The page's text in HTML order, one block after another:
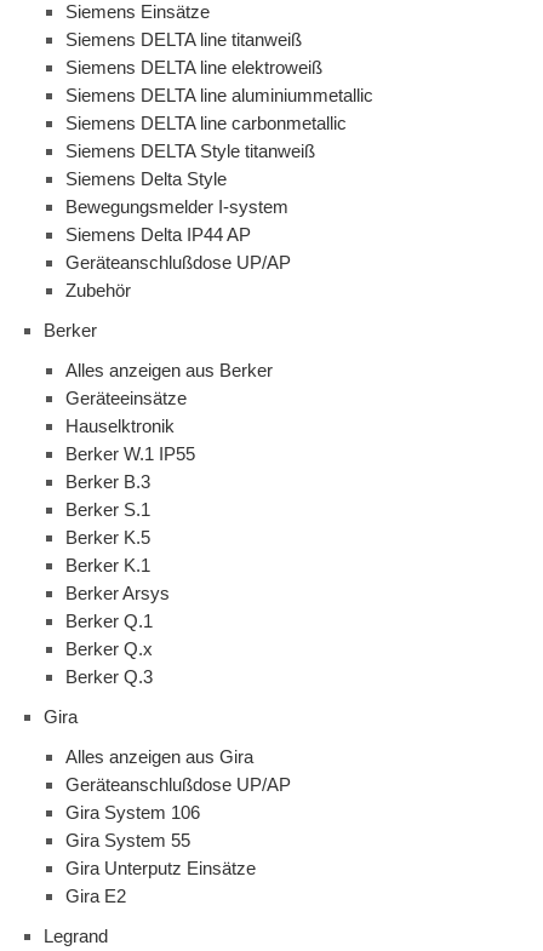
Siemens Einsätze
Siemens DELTA line titanweiß
Siemens DELTA line elektroweiß
Siemens DELTA line aluminiummetallic
Siemens DELTA line carbonmetallic
Siemens DELTA Style titanweiß
Siemens Delta Style
Bewegungsmelder I-system
Siemens Delta IP44 AP
Geräteanschlußdose UP/AP
Zubehör
Berker
Alles anzeigen aus Berker
Geräteeinsätze
Hauselktronik
Berker W.1 IP55
Berker B.3
Berker S.1
Berker K.5
Berker K.1
Berker Arsys
Berker Q.1
Berker Q.x
Berker Q.3
Gira
Alles anzeigen aus Gira
Geräteanschlußdose UP/AP
Gira System 106
Gira System 55
Gira Unterputz Einsätze
Gira E2
Legrand